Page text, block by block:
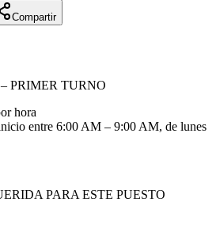
Compartir
– PRIMER TURNO
hora
entre 6:00 AM – 9:00 AM, de lunes
PARA ESTE PUESTO